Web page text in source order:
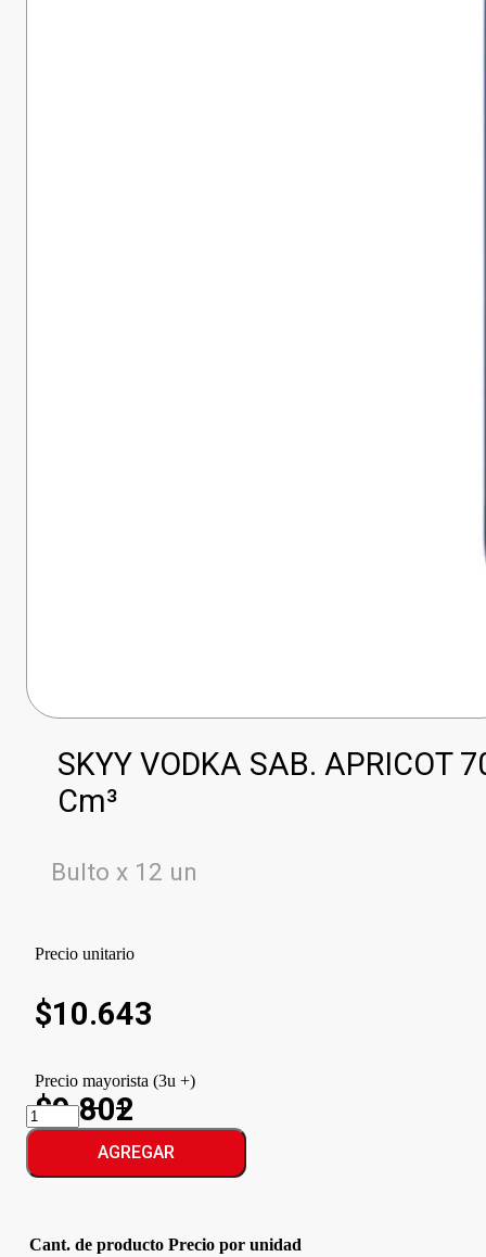
SKYY VODKA SAB. APRICOT
Cm³
Bulto x 12 un
Precio unitario
$10.643
Precio mayorista (3u +)
$9.802
SKYY
VODKA
SAB.
APRICOT
cantidad
AGREGAR
Cant. de producto Precio por unidad